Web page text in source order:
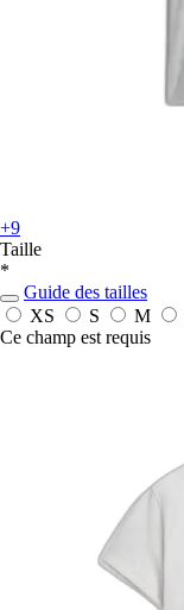
+9
Taille
*
Guide des tailles
XS
S M
Ce champ est requis